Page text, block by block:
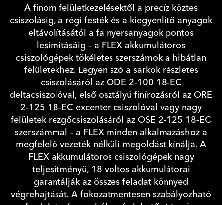
A finom felületkezelésektől a precíz köztes
csiszolásig, a régi festék és a kiegyenlítő anyagok
eltávolításától a fa nyersanyagok pontos
lesimításáig – a FLEX akkumulátoros
csiszológépek tökéletes szerszámok a hibátlan
felületekhez. Legyen szó a sarkok részletes
csiszolásáról az ODE 2-100 18-EC
deltacsiszolóval, első osztályú finírozásról az ORE
2-125 18-EC excenter csiszolóval vagy nagy
felületek rezgőcsiszolásáról az OSE 2-125 18-EC
szerszámmal – a FLEX minden alkalmazáshoz a
megfelelő vezeték nélküli megoldást kínálja. A
FLEX akkumulátoros csiszológépek nagy
teljesítményű, 18 voltos akkumulátorai
garantálják az összes feladat könnyed
végrehajtását. A fokozatmentesen szabályozható